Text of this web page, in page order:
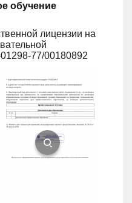
обучение
лицензии на
77/00180892